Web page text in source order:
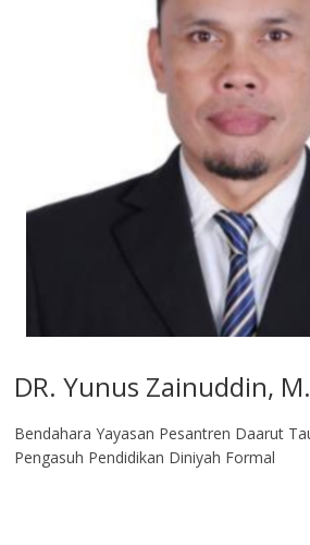
DR. Yunus Zainuddin,
Bendahara Yayasan Pesantren Daarut
Pengasuh Pendidikan Diniyah Formal